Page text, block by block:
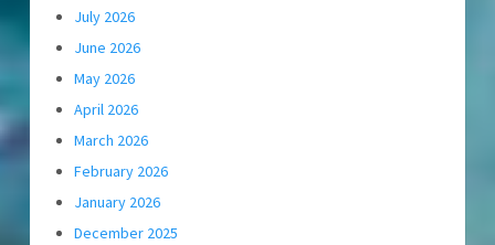
July 2026
June 2026
May 2026
April 2026
March 2026
February 2026
January 2026
December 2025